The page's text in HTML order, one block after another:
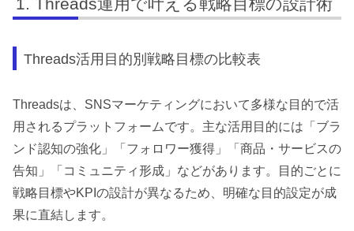
Threads運用で叶える戦略目標の設計術
Threads活用目的別戦略目標の比較表
Threadsは、SNSマーケティングにおいて多様な目的で活
用されるプラットフォームです。主な活用目的には「ブラ
ンド認知の強化」「フォロワー獲得」「商品・サービスの
告知」「コミュニティ形成」などがあります。目的ごとに
戦略目標やKPIの設計が異なるため、明確な目的設定が成
果に直結します。